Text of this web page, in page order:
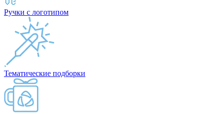
Ручки с логотипом
Тематические подборки